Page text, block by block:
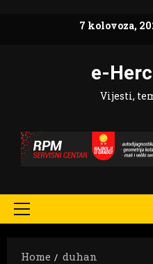
7 kolovoza,
e-
Vijesti,
Primary
Home
duhan